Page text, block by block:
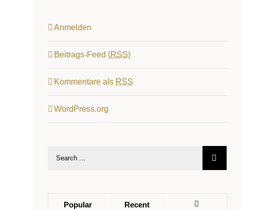
Anmelden
Beitrags-Feed (RSS)
Kommentare als RSS
WordPress.org
Popular Recent